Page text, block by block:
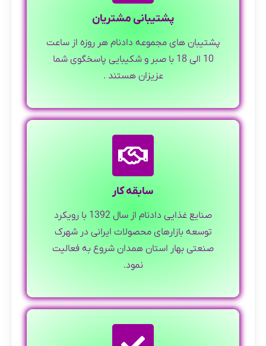
پشتیبانی مشتریان
پشتیبان های مجموعه دادنام هر روزه از ساعت
10 الی 18 با صبر و شکیبایی پاسخگوی شما
عزیزان هستند .
سابقه کار
صنایع غذایی دادنام از سال 1392 با رویکرد
توسعه بازارهای محصولات ایرانی در شهرک
صنعتی بهار استان همدان شروع به فعالیت
نمود.